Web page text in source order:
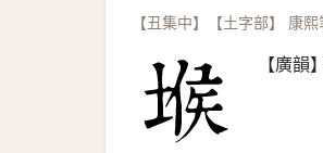
【丑集中】【土字部】 康
【廣